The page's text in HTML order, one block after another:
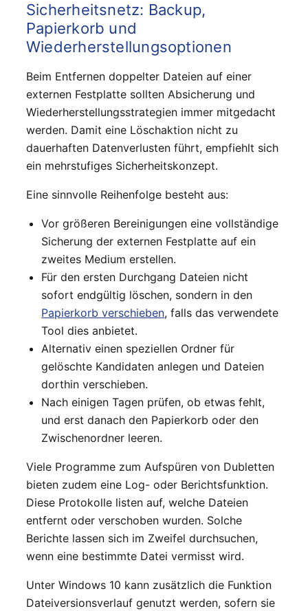
Sicherheitsnetz: Backup,
Papierkorb und
Wiederherstellungsoptionen
Beim Entfernen doppelter Dateien auf einer
externen Festplatte sollten Absicherung und
Wiederherstellungsstrategien immer mitgedacht
werden. Damit eine Löschaktion nicht zu
dauerhaften Datenverlusten führt, empfiehlt sich
ein mehrstufiges Sicherheitskonzept.
Eine sinnvolle Reihenfolge besteht aus:
Vor größeren Bereinigungen eine vollständige
Sicherung der externen Festplatte auf ein
zweites Medium erstellen.
Für den ersten Durchgang Dateien nicht
sofort endgültig löschen, sondern in den
Papierkorb verschieben, falls das verwendete
Tool dies anbietet.
Alternativ einen speziellen Ordner für
gelöschte Kandidaten anlegen und Dateien
dorthin verschieben.
Nach einigen Tagen prüfen, ob etwas fehlt,
und erst danach den Papierkorb oder den
Zwischenordner leeren.
Viele Programme zum Aufspüren von Dubletten
bieten zudem eine Log- oder Berichtsfunktion.
Diese Protokolle listen auf, welche Dateien
entfernt oder verschoben wurden. Solche
Berichte lassen sich im Zweifel durchsuchen,
wenn eine bestimmte Datei vermisst wird.
Unter Windows 10 kann zusätzlich die Funktion
Dateiversionsverlauf genutzt werden, sofern sie